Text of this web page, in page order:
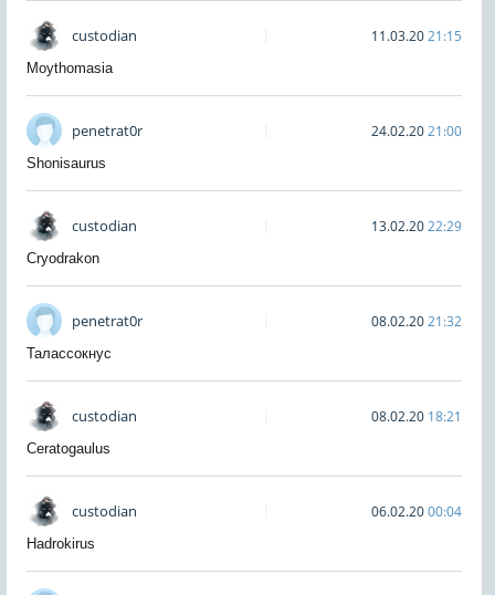
custodian 11.03.2021:15
Moythomasia
penetrat0r 24.02.2021:00
Shonisaurus
custodian 13.02.2022:29
Cryodrakon
penetrat0r 08.02.2021:32
Талассокнус
custodian 08.02.20 18:21
Ceratogaulus
custodian 06.02.2000:04
Hadrokirus